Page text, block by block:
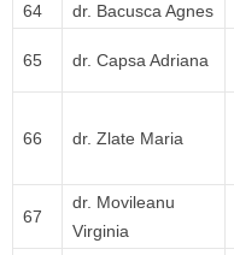
64 dr. Bacusca Agnes
65 dr. Capsa Adriana
66 dr. Zlate Maria
67
dr. Movileanu
Virginia